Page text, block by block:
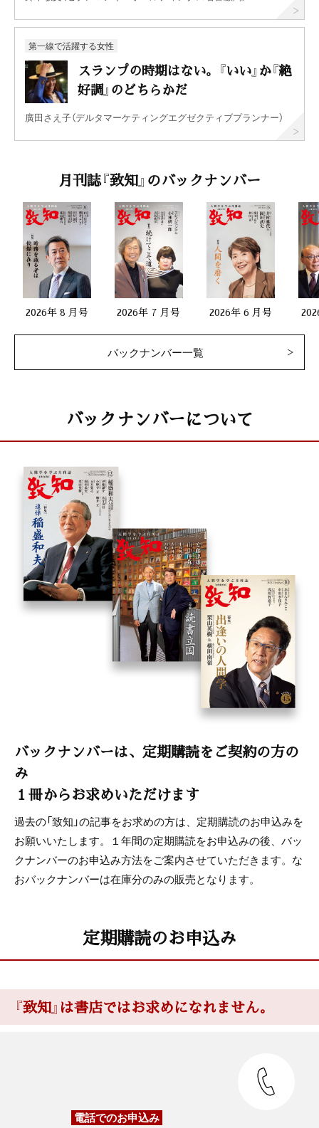
第一線で活躍する女性
スランプの時期はない。『いい』か『絶
好調』のどちらかだ
廣田さえ子（デルタマーケティングエグゼクティブプランナー）
月刊誌『致知』のバックナンバー
2026年 8 月号 2026年 7 月号 2026年 6 月号
バックナンバー一覧
バックナンバーについて
バックナンバーは、定期購読をご契約の方の
み
１冊からお求めいただけます
過去の「致知」の記事をお求めの方は、定期購読のお申込みを
お願いいたします。１年間の定期購読をお申込みの後、バッ
クナンバーのお申込み方法をご案内させていただきます。な
おバックナンバーは在庫分のみの販売となります。
定期購読のお申込み
『致知』は書店ではお求めになれません。
電話でのお申込み